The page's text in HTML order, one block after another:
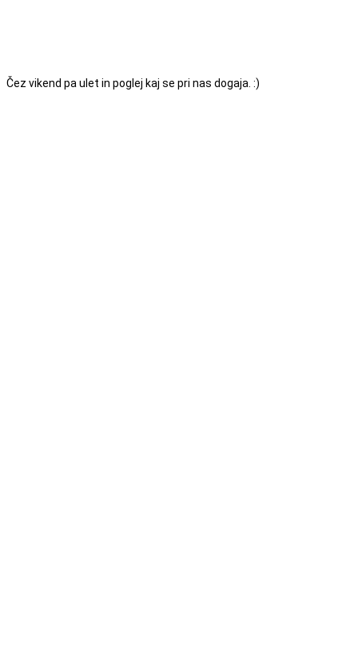
Čez vikend pa ulet in poglej kaj se pri nas dogaja. :)